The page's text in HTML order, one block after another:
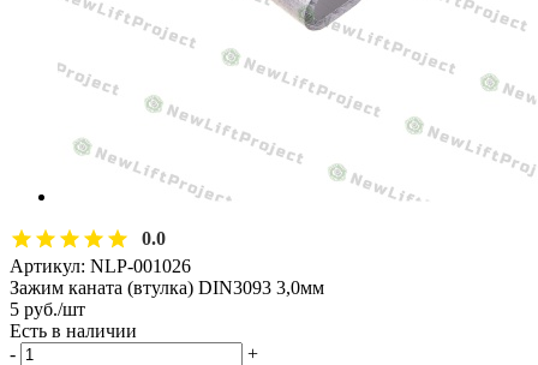
0.0
Артикул: NLP-001026
Зажим каната (втулка) DIN3093 3,0мм
5 руб./шт
Есть в наличии
-
+